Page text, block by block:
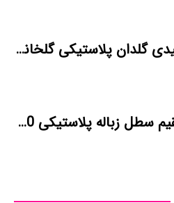
کارخانه تولیدی گلدان پلاستیکی گلخانه در شیراز
عرضه مستقیم سطل زباله پلاستیکی 240 لیتری